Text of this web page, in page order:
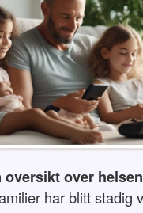
over helsen
har blitt stadig